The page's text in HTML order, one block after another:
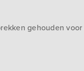
gehouden